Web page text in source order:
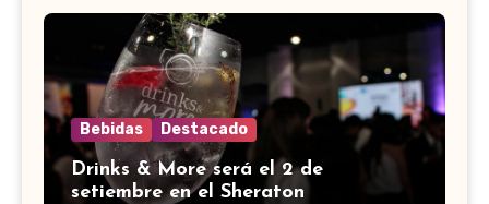
Bebidas Destacado
Drinks & More será el 2 de
setiembre en el Sheraton